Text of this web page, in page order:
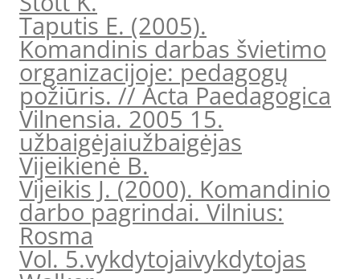
Taputis E. (2005).
Komandinis darbas švietimo
organizacijoje: pedagogų
požiūris. // Acta Paedagogica
Vilnensia. 2005 15.
užbaigėjaiužbaigėjas
Vijeikienė B.
Vijeikis J. (2000). Komandinio
darbo pagrindai. Vilnius:
Rosma
Vol. 5.vykdytojaivykdytojas